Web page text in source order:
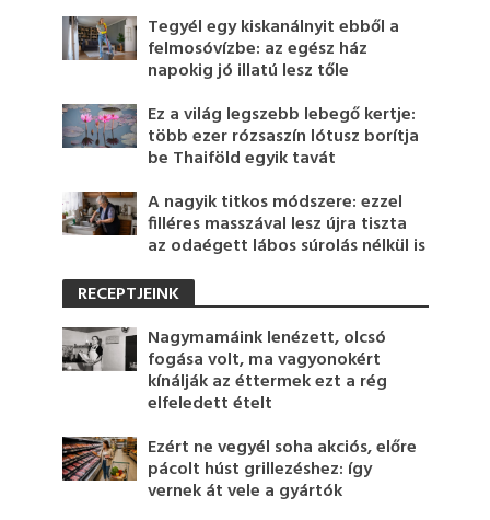
Tegyél egy kiskanálnyit ebből a
felmosóvízbe: az egész ház
napokig jó illatú lesz tőle
Ez a világ legszebb lebegő kertje:
több ezer rózsaszín lótusz borítja
be Thaiföld egyik tavát
A nagyik titkos módszere: ezzel
filléres masszával lesz újra tiszta
az odaégett lábos súrolás nélkül is
RECEPTJEINK
Nagymamáink lenézett, olcsó
fogása volt, ma vagyonokért
kínálják az éttermek ezt a rég
elfeledett ételt
Ezért ne vegyél soha akciós, előre
pácolt húst grillezéshez: így
vernek át vele a gyártók